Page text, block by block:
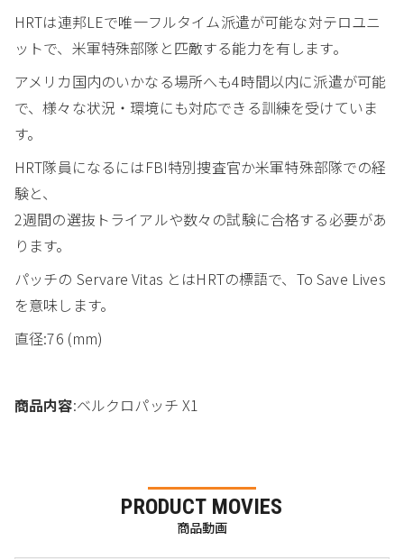
HRTは連邦LEで唯一フルタイム派遣が可能な対テロユニ
ットで、米軍特殊部隊と匹敵する能力を有します。
アメリカ国内のいかなる場所へも4時間以内に派遣が可能
で、様々な状況・環境にも対応できる訓練を受けていま
す。
HRT隊員になるにはFBI特別捜査官か米軍特殊部隊での経
験と、
2週間の選抜トライアルや数々の試験に合格する必要があ
ります。
パッチの Servare Vitas とはHRTの標語で、To Save Lives
を意味します。
直径:76 (mm)
商品内容:ベルクロパッチ X1
PRODUCT MOVIES
商品動画